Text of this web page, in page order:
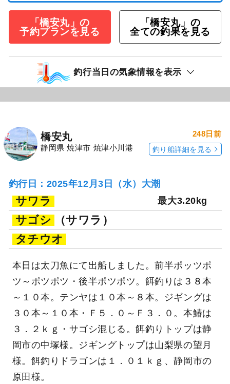
「橋安丸」の
予約プランを見る
「橋安丸」の
全ての釣果を見る
釣行当日の気象情報を表示
橋安丸
静岡県 焼津市 焼津小川港
248日前
釣り船詳細を見る
釣行日：2025年12月3日（水）大潮
サワラ 最大3.20kg
サゴシ
（サワラ）
タチウオ
本日は太刀魚にて出船しました。前半ポッツポ
ツ～ポツポツ・後半ポツポツ。餌釣りは３８本
～１０本。テンヤは１０本～８本。ジギングは
３０本～１０本・Ｆ５．０～Ｆ３．０。本鰆は
３．２ｋｇ・サゴシ混じる。餌釣りトップは静
岡市の中塚様。ジギングトップは山梨県の望月
様。餌釣りドラゴンは１．０１ｋｇ、静岡市の
原田様。